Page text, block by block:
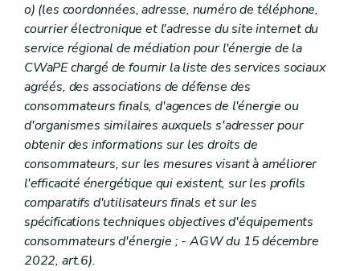
o) (les coordonnées, adresse, numéro de téléphone,
courrier électronique et l'adresse du site internet du
service régional de médiation pour l'énergie de la
CWaPE chargé de fournir la liste des services sociaux
agréés, des associations de défense des
consommateurs finals, d'agences de l'énergie ou
d'organismes similaires auxquels s'adresser pour
obtenir des informations sur les droits de
consommateurs, sur les mesures visant à améliorer
l'efficacité énergétique qui existent, sur les profils
comparatifs d'utilisateurs finals et sur les
spécifications techniques objectives d'équipements
consommateurs d'énergie ; - AGW du 15 décembre
2022, art.6).